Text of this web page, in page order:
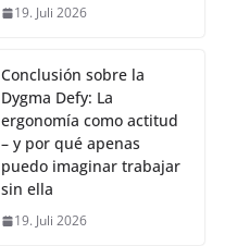
19. Juli 2026
Conclusión sobre la
Dygma Defy: La
ergonomía como actitud
– y por qué apenas
puedo imaginar trabajar
sin ella
19. Juli 2026